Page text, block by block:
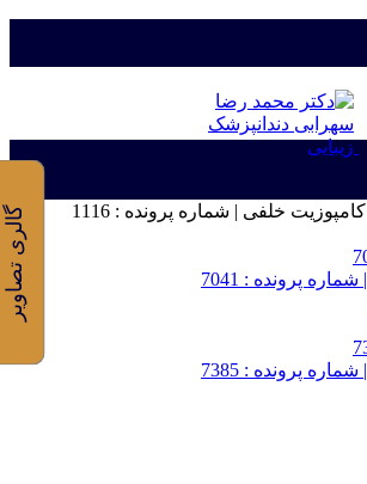
کامپوزیت خلفی | شماره پرونده : 1116
گالری تصاویر